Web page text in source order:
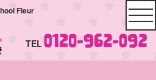
Fleur
TEL